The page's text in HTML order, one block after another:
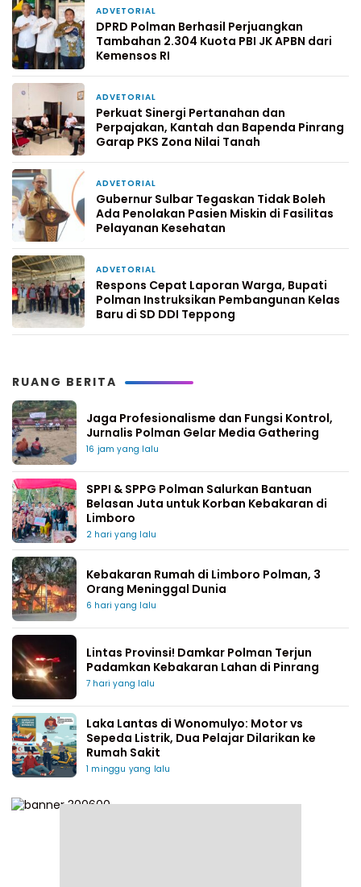
ADVETORIAL
DPRD Polman Berhasil Perjuangkan
Tambahan 2.304 Kuota PBI JK APBN dari
Kemensos RI
ADVETORIAL
Perkuat Sinergi Pertanahan dan
Perpajakan, Kantah dan Bapenda Pinrang
Garap PKS Zona Nilai Tanah
ADVETORIAL
Gubernur Sulbar Tegaskan Tidak Boleh
Ada Penolakan Pasien Miskin di Fasilitas
Pelayanan Kesehatan
ADVETORIAL
Respons Cepat Laporan Warga, Bupati
Polman Instruksikan Pembangunan Kelas
Baru di SD DDI Teppong
RUANG BERITA
Jaga Profesionalisme dan Fungsi Kontrol,
Jurnalis Polman Gelar Media Gathering
16 jam yang lalu
SPPI & SPPG Polman Salurkan Bantuan
Belasan Juta untuk Korban Kebakaran di
Limboro
2 hari yang lalu
Kebakaran Rumah di Limboro Polman, 3
Orang Meninggal Dunia
6 hari yang lalu
Lintas Provinsi! Damkar Polman Terjun
Padamkan Kebakaran Lahan di Pinrang
7 hari yang lalu
Laka Lantas di Wonomulyo: Motor vs
Sepeda Listrik, Dua Pelajar Dilarikan ke
Rumah Sakit
1 minggu yang lalu